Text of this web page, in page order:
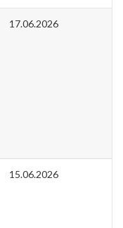
17.06.2026
15.06.2026